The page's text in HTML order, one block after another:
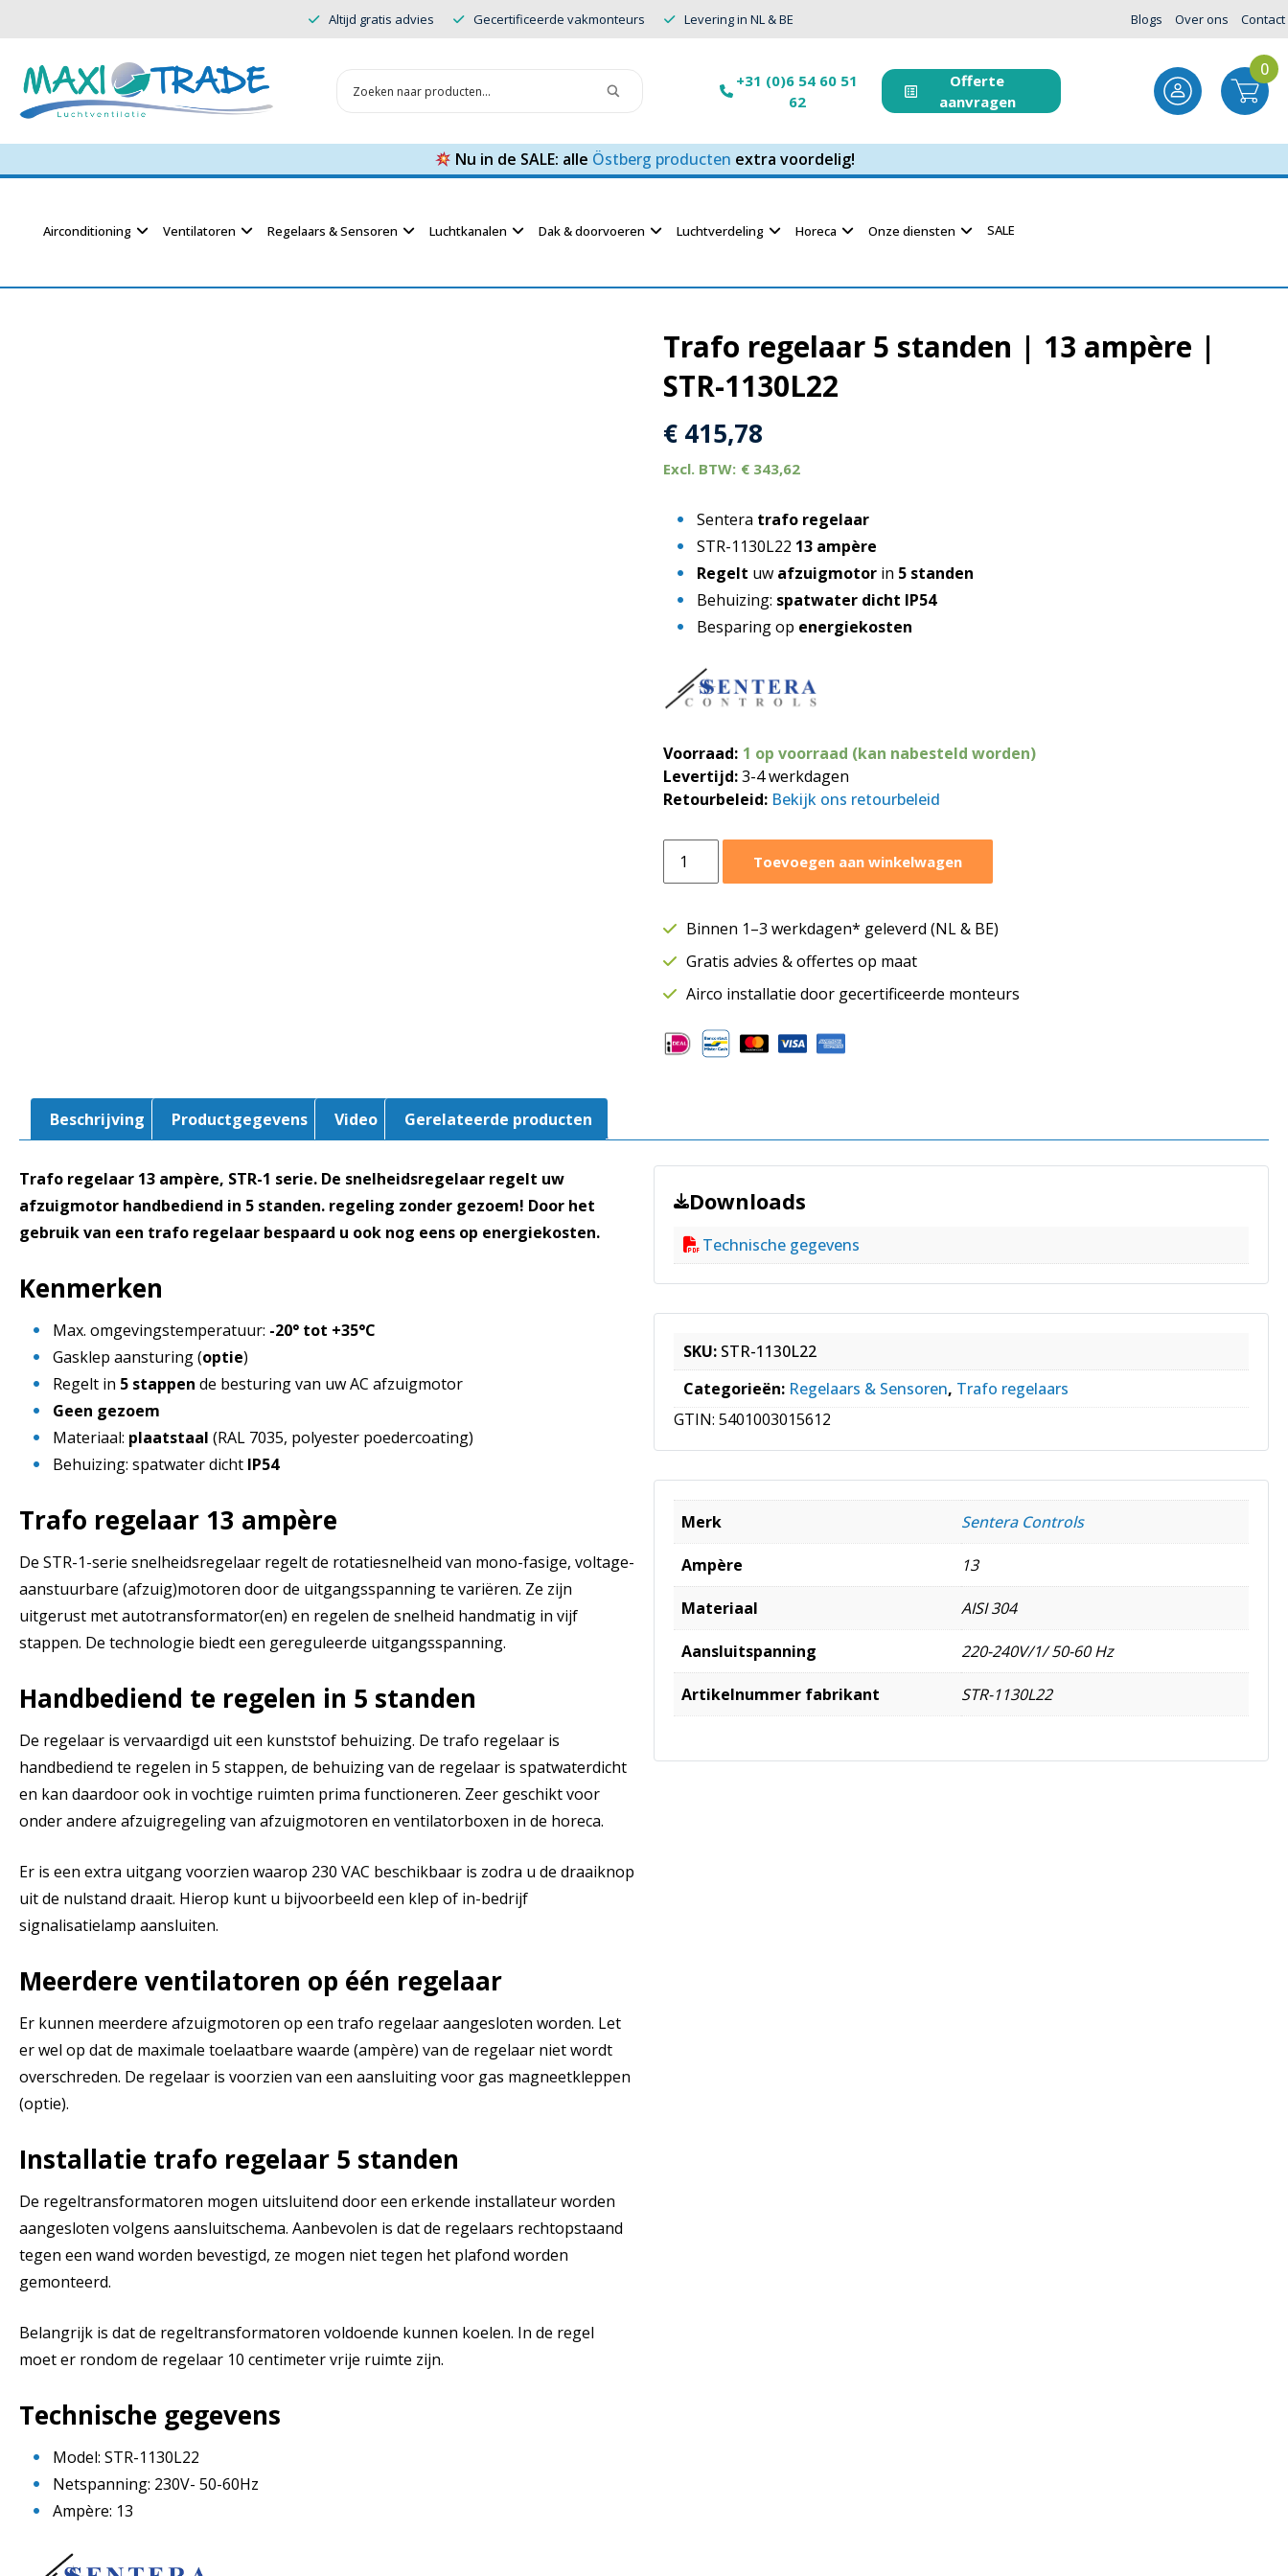
Altijd gratis advies Gecertificeerde vakmonteurs Levering in NL & BE Blogs Over ons Contact
+31 (0)6 54 60 51
62
Offerte
aanvragen
0
Nu in de SALE: alle Östberg producten extra voordelig!
Airconditioning Ventilatoren Regelaars & Sensoren Luchtkanalen Dak & doorvoeren Luchtverdeling Horeca Onze diensten SALE
Trafo regelaar 5 standen | 13 ampère |
STR-1130L22
€ 415,78
€ 343,62
Sentera trafo regelaar
STR-1130L22 13 ampère
Regelt uw afzuigmotor in 5 standen
Behuizing: spatwater dicht IP54
Besparing op energiekosten
Voorraad: 1 op voorraad (kan nabesteld worden)
Levertijd:3-4 werkdagen
Retourbeleid: Bekijk ons retourbeleid
regelaar
standen
13
ampère
STR-
1130L22
Toevoegen aan winkelwagen
Binnen 1–3 werkdagen* geleverd (NL & BE)
Gratis advies & offertes op maat
Airco installatie door gecertificeerde monteurs
Beschrijving Productgegevens Video Gerelateerde producten
Trafo regelaar 13 ampère, STR-1 serie. De snelheidsregelaar regelt uw
afzuigmotor handbediend in 5 standen. regeling zonder gezoem! Door het
gebruik van een trafo regelaar bespaard u ook nog eens op energiekosten.
Kenmerken
Max. omgevingstemperatuur: -20° tot +35°C
Gasklep aansturing (optie)
Regelt in 5 stappen de besturing van uw AC afzuigmotor
Geen gezoem
Materiaal: plaatstaal (RAL 7035, polyester poedercoating)
Behuizing: spatwater dicht IP54
Trafo regelaar 13 ampère
De STR-1-serie snelheidsregelaar regelt de rotatiesnelheid van mono-fasige, voltage-
aanstuurbare (afzuig)motoren door de uitgangsspanning te variëren. Ze zijn
uitgerust met autotransformator(en) en regelen de snelheid handmatig in vijf
stappen. De technologie biedt een gereguleerde uitgangsspanning.
Handbediend te regelen in 5 standen
De regelaar is vervaardigd uit een kunststof behuizing. De trafo regelaar is
handbediend te regelen in 5 stappen, de behuizing van de regelaar is spatwaterdicht
en kan daardoor ook in vochtige ruimten prima functioneren. Zeer geschikt voor
onder andere afzuigregeling van afzuigmotoren en ventilatorboxen in de horeca.
Er is een extra uitgang voorzien waarop 230 VAC beschikbaar is zodra u de draaiknop
uit de nulstand draait. Hierop kunt u bijvoorbeeld een klep of in-bedrijf
signalisatielamp aansluiten.
Meerdere ventilatoren op één regelaar
Er kunnen meerdere afzuigmotoren op een trafo regelaar aangesloten worden. Let
er wel op dat de maximale toelaatbare waarde (ampère) van de regelaar niet wordt
overschreden. De regelaar is voorzien van een aansluiting voor gas magneetkleppen
(optie).
Installatie trafo regelaar 5 standen
De regeltransformatoren mogen uitsluitend door een erkende installateur worden
aangesloten volgens aansluitschema. Aanbevolen is dat de regelaars rechtopstaand
tegen een wand worden bevestigd, ze mogen niet tegen het plafond worden
gemonteerd.
Belangrijk is dat de regeltransformatoren voldoende kunnen koelen. In de regel
moet er rondom de regelaar 10 centimeter vrije ruimte zijn.
Technische gegevens
Model: STR-1130L22
Netspanning: 230V- 50-60Hz
Ampère: 13
Downloads
Technische gegevens
SKU: STR-1130L22
Categorieën: Regelaars & Sensoren, Trafo regelaars
GTIN: 5401003015612
Merk Sentera Controls
Ampère 13
Materiaal AISI 304
Aansluitspanning 220-240V/1/ 50-60 Hz
Artikelnummer fabrikant STR-1130L22